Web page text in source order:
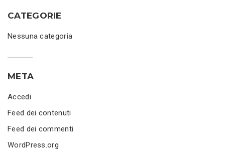
CATEGORIE
Nessuna categoria
META
Accedi
Feed dei contenuti
Feed dei commenti
WordPress.org